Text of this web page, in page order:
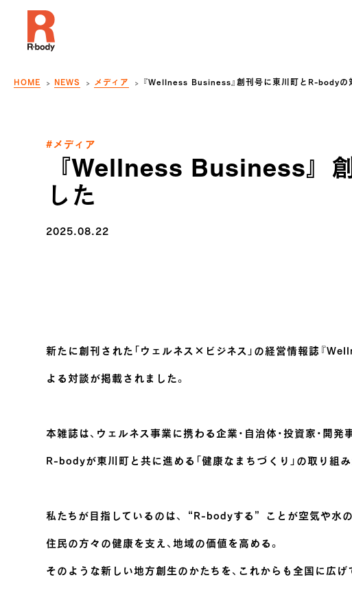
HOME NEWS メディア 『Wellness Business』創刊号に東川町とR-bodyの
#メディア
『Wellness Business』
した
2025.08.22
新たに創刊された「ウェルネス×ビジネス」の経営情報誌『
よる対談が掲載されました。
本雑誌は、ウェルネス事業に携わる企業・自治体・投資家・開
R-bodyが東川町と共に進める「健康なまちづくり」の取り組
私たちが目指しているのは、“R-bodyする”ことが空気や水の
住民の方々の健康を支え、地域の価値を高める。
そのような新しい地方創生のかたちを、これからも全国に広げ